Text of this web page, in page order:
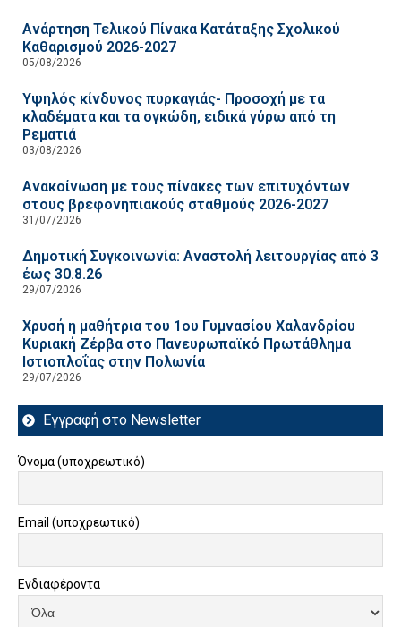
Ανάρτηση Τελικού Πίνακα Κατάταξης Σχολικού
Καθαρισμού 2026-2027
05/08/2026
Υψηλός κίνδυνος πυρκαγιάς- Προσοχή με τα
κλαδέματα και τα ογκώδη, ειδικά γύρω από τη
Ρεματιά
03/08/2026
Ανακοίνωση με τους πίνακες των επιτυχόντων
στους βρεφονηπιακούς σταθμούς 2026-2027
31/07/2026
Δημοτική Συγκοινωνία: Αναστολή λειτουργίας από 3
έως 30.8.26
29/07/2026
Χρυσή η μαθήτρια του 1ου Γυμνασίου Χαλανδρίου
Κυριακή Ζέρβα στο Πανευρωπαϊκό Πρωτάθλημα
Ιστιοπλοΐας στην Πολωνία
29/07/2026
Εγγραφή στο Newsletter
Όνομα (υποχρεωτικό)
Email (υποχρεωτικό)
Ενδιαφέροντα